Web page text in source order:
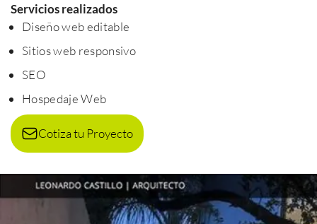
Servicios realizados
Diseño web editable
Sitios web responsivo
SEO
Hospedaje Web
Cotiza tu Proyecto